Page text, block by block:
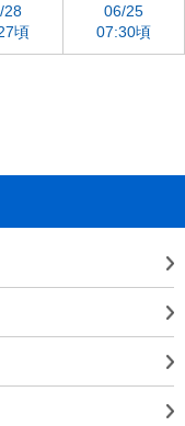
28
頃
06/25
07:30頃